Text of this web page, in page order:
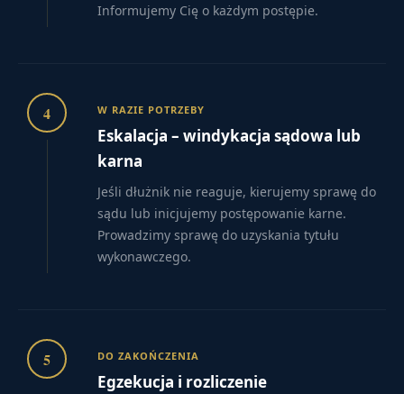
Informujemy Cię o każdym postępie.
4 W RAZIE POTRZEBY
Eskalacja – windykacja sądowa lub
karna
Jeśli dłużnik nie reaguje, kierujemy sprawę do
sądu lub inicjujemy postępowanie karne.
Prowadzimy sprawę do uzyskania tytułu
wykonawczego.
5 DO ZAKOŃCZENIA
Egzekucja i rozliczenie